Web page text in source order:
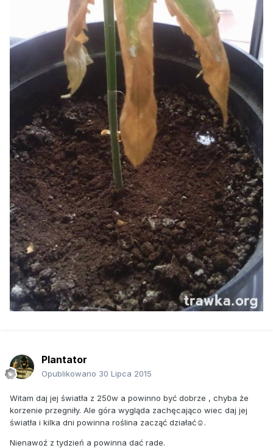
Plantator
Opublikowano 30 Lipca 2015
Witam daj jej światła z 250w a powinno być dobrze , chyba że
korzenie przegniły. Ale góra wygląda zachęcająco wiec daj jej
światła i kilka dni powinna roślina zacząć działać☺.
Nienawoź z tydzień a powinna dać rade.